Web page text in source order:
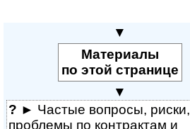
▼
Материалы
по этой странице
▼
? ► Частые вопросы, рис­ки,
проблемы по конт­рактам и